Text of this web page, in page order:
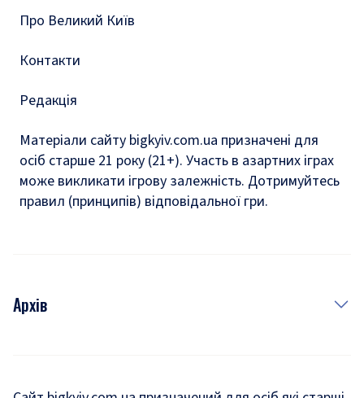
Про Великий Київ
Контакти
Редакція
Матеріали сайту bigkyiv.com.ua призначені для
осіб старше 21 року (21+). Участь в азартних іграх
може викликати ігрову залежність. Дотримуйтесь
правил (принципів) відповідальної гри.
Архів